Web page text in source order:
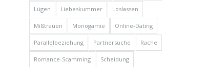
Lügen Liebeskummer Loslassen
Mißtrauen Monogamie Online-Dating
Parallelbeziehung Partnersuche Rache
Romance-Scamming Scheidung